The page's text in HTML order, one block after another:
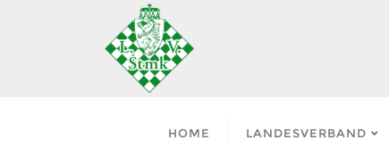
HOME LANDESVERBAND